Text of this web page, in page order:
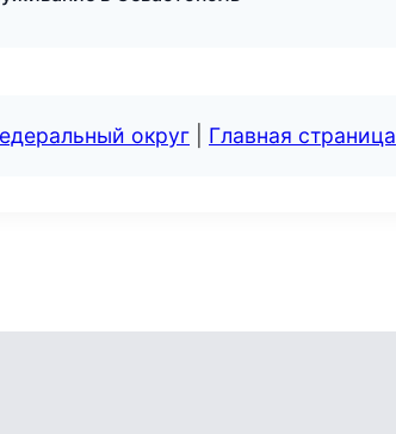
округ Главная страница